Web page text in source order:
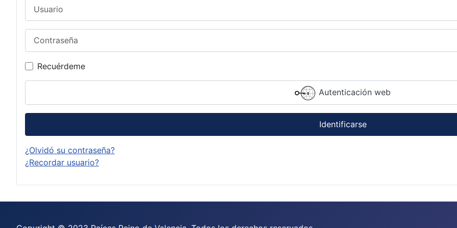
Recuérdeme
Autenticación web
Identificarse
¿Olvidó su contraseña?
¿Recordar usuario?